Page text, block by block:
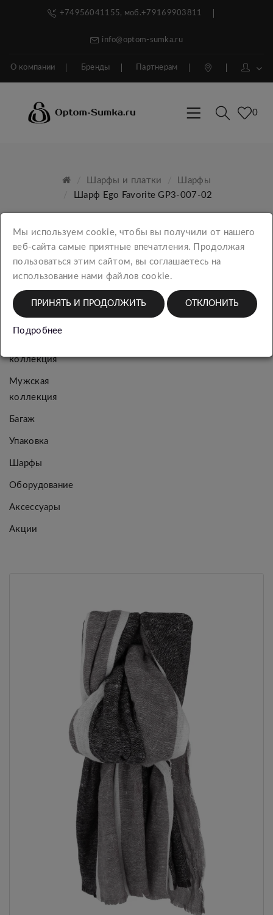
+74956041155, моб.+79169903811
info@optom-sumka.ru
О компании Бренды Партнерам
0
Шарфы и платки
Шарфы
Шарф Ego Favorite GP3-007-02
КАТЕГОРИИ
коллекция
Мужская
коллекция
Багаж
Упаковка
Шарфы
Оборудование
Аксессуары
Акции
Мы используем cookie, чтобы вы получили от нашего
веб-сайта самые приятные впечатления. Продолжая
пользоваться этим сайтом, вы соглашаетесь на
использование нами файлов cookie.
ПРИНЯТЬ И ПРОДОЛЖИТЬ ОТКЛОНИТЬ
Подробнее